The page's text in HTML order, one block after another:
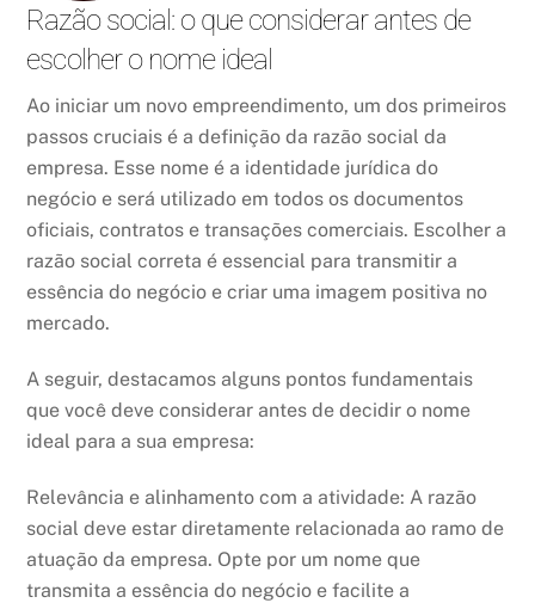
Razão social: o que considerar antes de
escolher o nome ideal
Ao iniciar um novo empreendimento, um dos primeiros
passos cruciais é a definição da razão social da
empresa. Esse nome é a identidade jurídica do
negócio e será utilizado em todos os documentos
oficiais, contratos e transações comerciais. Escolher a
razão social correta é essencial para transmitir a
essência do negócio e criar uma imagem positiva no
mercado.
A seguir, destacamos alguns pontos fundamentais
que você deve considerar antes de decidir o nome
ideal para a sua empresa:
Relevância e alinhamento com a atividade: A razão
social deve estar diretamente relacionada ao ramo de
atuação da empresa. Opte por um nome que
transmita a essência do negócio e facilite a